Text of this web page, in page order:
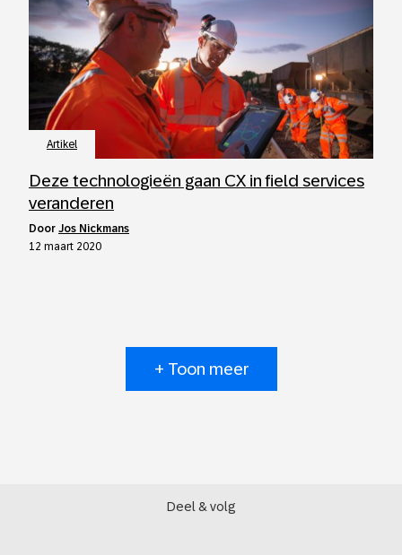
Artikel
Deze technologieën gaan CX in field services
veranderen
door Jos Nickmans
12 maart 2020
+ Toon meer
Deel & volg